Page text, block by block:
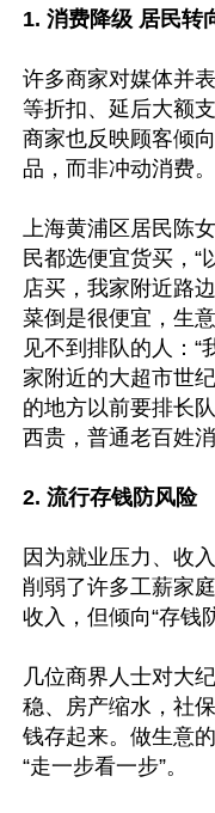
1. 消费降级 居民转
许多商家对媒体并
等折扣、延后大额
商家也反映顾客倾
品，而非冲动消费。
上海黄浦区居民陈
民都选便宜货买，“
店买，我家附近路
菜倒是很便宜，生
见不到排队的人：
家附近的大超市世
的地方以前要排长
西贵，普通老百姓
2. 流行存钱防风险
因为就业压力、收
削弱了许多工薪家
收入，但倾向“存钱
几位商界人士对大
稳、房产缩水，社
钱存起来。做生意
“走一步看一步”。